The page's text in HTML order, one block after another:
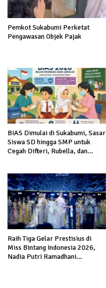
Pemkot Sukabumi Perketat
Pengawasan Objek Pajak
BIAS Dimulai di Sukabumi, Sasar
Siswa SD hingga SMP untuk
Cegah Difteri, Rubella, dan
Raih Tiga Gelar Prestisius di
Miss Bintang Indonesia 2026,
Nadia Putri Ramadhani